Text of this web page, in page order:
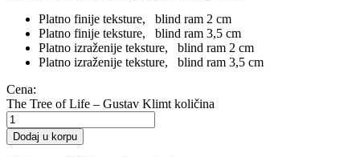
Platno finije teksture, blind ram 2 cm
Platno finije teksture, blind ram 3,5 cm
Platno izraženije teksture, blind ram 2 cm
Platno izraženije teksture, blind ram 3,5 cm
Cena:
The Tree of Life – Gustav Klimt količina
Dodaj u korpu